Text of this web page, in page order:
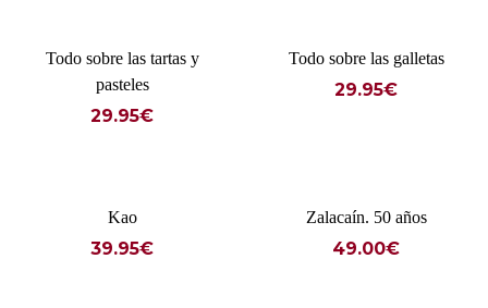
Todo sobre las tartas y
pasteles
29.95€
Todo sobre las galletas
29.95€
Kao
39.95€
Zalacaín. 50 años
49.00€